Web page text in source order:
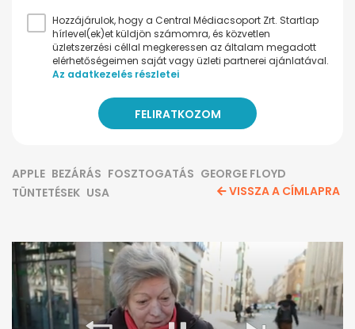
Hozzájárulok, hogy a Central Médiacsoport Zrt. Startlap
hírlevel(ek)et küldjön számomra, és közvetlen
üzletszerzési céllal megkeressen az általam megadott
elérhetőségeimen saját vagy üzleti partnerei ajánlatával.
Az adatkezelés részletei
APPLE BEZÁRÁS FOSZTOGATÁS GEORGE FLOYD
TÜNTETÉSEK USA VISSZA A CÍMLAPRA